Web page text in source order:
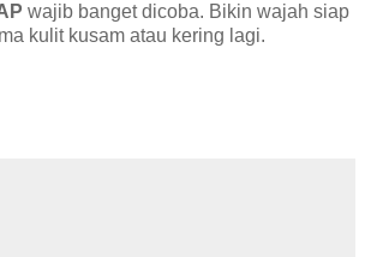
wajib banget dicoba. Bikin wajah siap
kulit kusam atau kering lagi.